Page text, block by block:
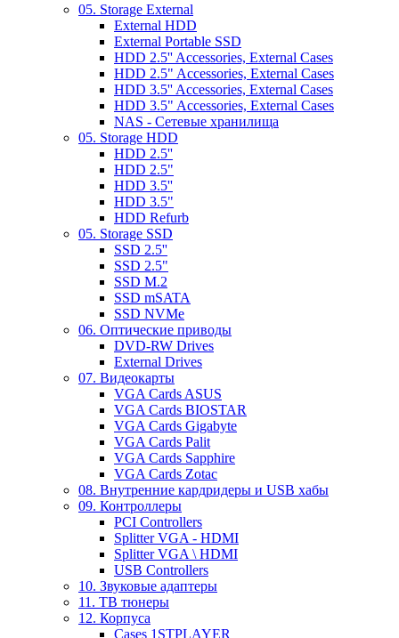
05. Storage External
External HDD
External Portable SSD
HDD 2.5'' Accessories, External Cases
HDD 2.5" Accessories, External Cases
HDD 3.5'' Accessories, External Cases
HDD 3.5" Accessories, External Cases
NAS - Сетевые хранилища
05. Storage HDD
HDD 2.5''
HDD 2.5"
HDD 3.5''
HDD 3.5"
HDD Refurb
05. Storage SSD
SSD 2.5''
SSD 2.5"
SSD M.2
SSD mSATA
SSD NVMe
06. Оптические приводы
DVD-RW Drives
External Drives
07. Видеокарты
VGA Cards ASUS
VGA Cards BIOSTAR
VGA Cards Gigabyte
VGA Cards Palit
VGA Cards Sapphire
VGA Cards Zotac
08. Внутренние кардридеры и USB хабы
09. Контроллеры
PCI Controllers
Splitter VGA - HDMI
Splitter VGA \ HDMI
USB Controllers
10. Звуковые адаптеры
11. ТВ тюнеры
12. Корпуса
Cases 1STPLAYER